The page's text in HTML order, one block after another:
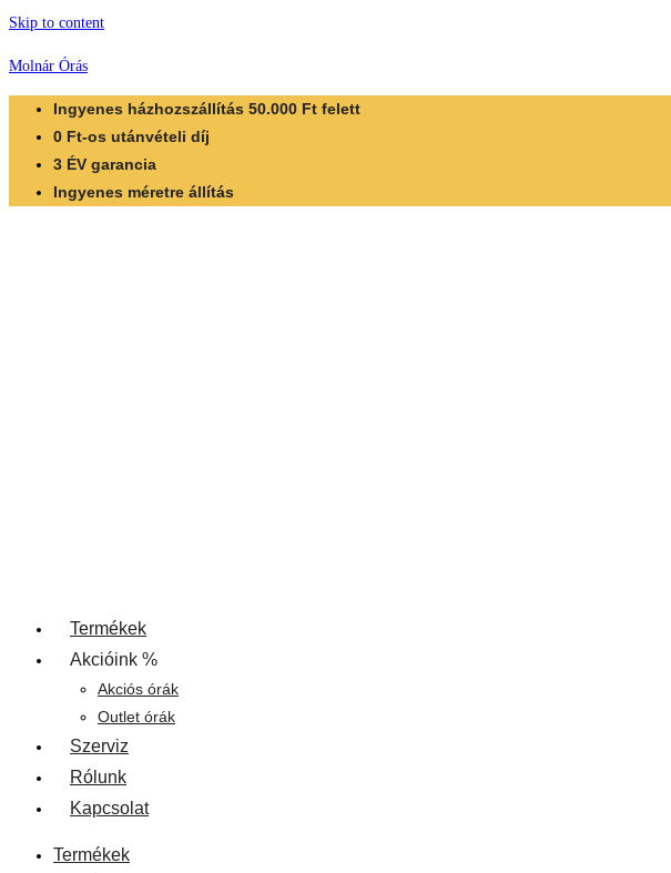
Skip to content
Molnár Órás
Ingyenes házhozszállítás 50.000 Ft felett
0 Ft-os utánvételi díj
3 ÉV garancia
Ingyenes méretre állítás
Termékek
Akcióink %
Akciós órák
Outlet órák
Szerviz
Rólunk
Kapcsolat
Termékek